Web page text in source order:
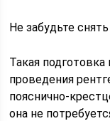
Не забудьте
Такая
проведения
пояснично-
она не